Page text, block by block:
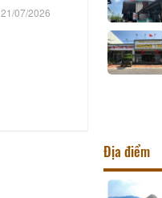
21/07/2026
Địa điểm